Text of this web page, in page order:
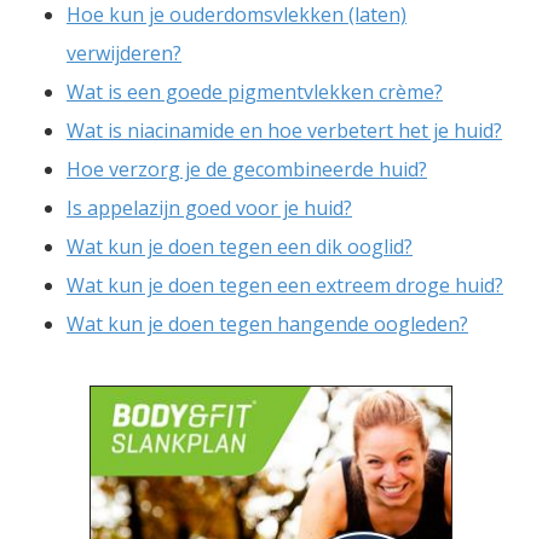
Hoe kun je ouderdomsvlekken (laten)
verwijderen?
Wat is een goede pigmentvlekken crème?
Wat is niacinamide en hoe verbetert het je huid?
Hoe verzorg je de gecombineerde huid?
Is appelazijn goed voor je huid?
Wat kun je doen tegen een dik ooglid?
Wat kun je doen tegen een extreem droge huid?
Wat kun je doen tegen hangende oogleden?